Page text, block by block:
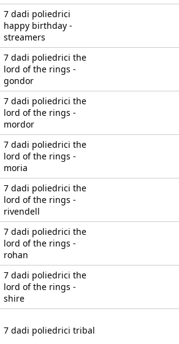
7 dadi poliedrici
happy birthday -
streamers
7 dadi poliedrici the
lord of the rings -
gondor
7 dadi poliedrici the
lord of the rings -
mordor
7 dadi poliedrici the
lord of the rings -
moria
7 dadi poliedrici the
lord of the rings -
rivendell
7 dadi poliedrici the
lord of the rings -
rohan
7 dadi poliedrici the
lord of the rings -
shire
7 dadi poliedrici tribal